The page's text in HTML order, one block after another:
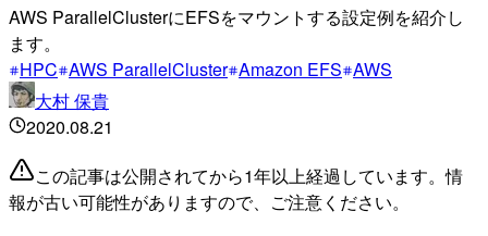
AWS ParallelClusterにEFSをマウントする設定例を紹介し
ます。
HPC AWS ParallelCluster Amazon EFS AWS
大村 保貴
2020.08.21
この記事は公開されてから1年以上経過しています。情
報が古い可能性がありますので、ご注意ください。